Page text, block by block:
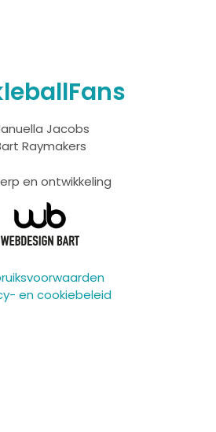
Jacobs
Raymakers
en ontwikkeling
en cookiebeleid